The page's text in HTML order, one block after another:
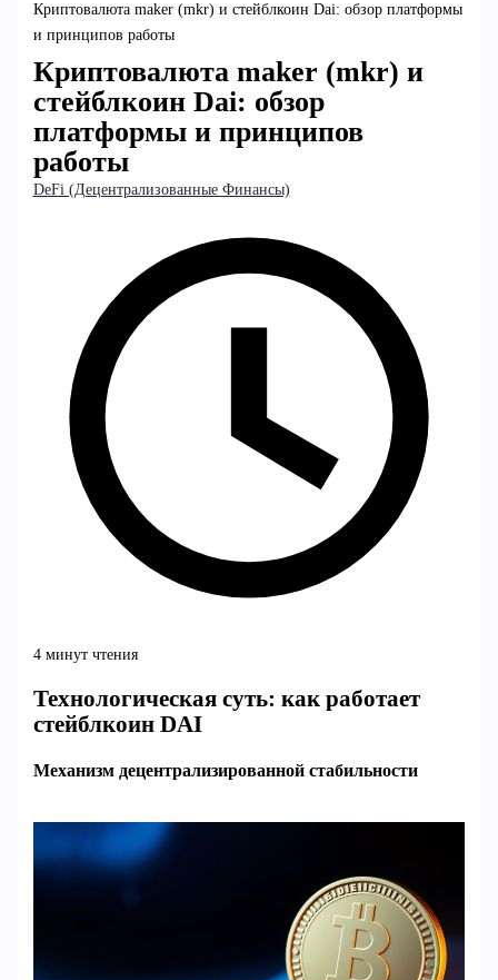
Криптовалюта maker (mkr) и стейблкоин Dai: обзор платформы
и принципов работы
Криптовалюта maker (mkr) и
стейблкоин Dai: обзор
платформы и принципов
работы
DeFi (Децентрализованные Финансы)
4 минут чтения
Технологическая суть: как работает
стейблкоин DAI
Механизм децентрализированной стабильности